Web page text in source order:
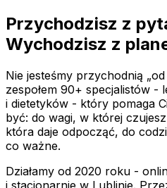
Przychodzisz z
Wychodzisz z
Nie jesteśmy przychodnią
zespołem 90+ specjalistów -
i dietetyków - który pomaga
być: do wagi, w której
która daje odpocząć, do
co ważne.
Działamy od 2020 roku -
i stacjonarnie w Lublinie.